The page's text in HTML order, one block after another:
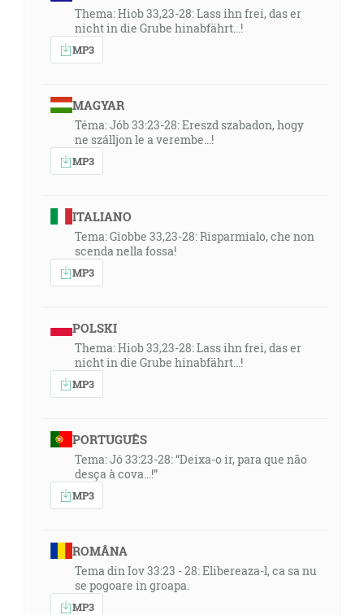
Thema: Hiob 33,23-28: Lass ihn frei, das er
nicht in die Grube hinabfährt...!
MP3
MAGYAR
Téma: Jób 33:23-28: Ereszd szabadon, hogy
ne szálljon le a verembe...!
MP3
ITALIANO
Tema: Giobbe 33,23-28: Risparmialo, che non
scenda nella fossa!
MP3
POLSKI
Thema: Hiob 33,23-28: Lass ihn frei, das er
nicht in die Grube hinabfährt...!
MP3
PORTUGUÊS
Tema: Jó 33:23-28: “Deixa-o ir, para que não
desça à cova...!”
MP3
ROMÂNA
Tema din Iov 33:23 - 28: Elibereaza-l, ca sa nu
se pogoare in groapa.
MP3